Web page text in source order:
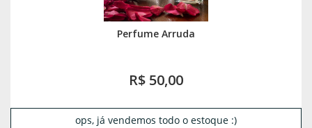
Perfume Arruda
R$ 50,00
ops, já vendemos todo o estoque :)